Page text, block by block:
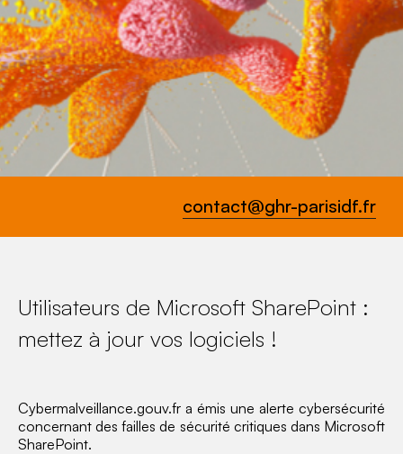
contact@ghr-parisidf.fr
Utilisateurs de Microsoft SharePoint :
mettez à jour vos logiciels !
Cybermalveillance.gouv.fr a émis une alerte cybersécurité
concernant des failles de sécurité critiques dans Microsoft
SharePoint.